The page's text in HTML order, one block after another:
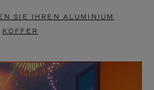
SIE IHREN ALUMINIUM
KOFFER